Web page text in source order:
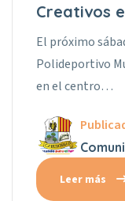
Creativos
El próximo
Polideportivo
en el centro…
Leer más